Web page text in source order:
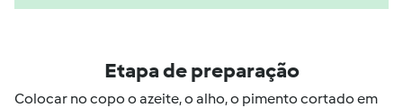
Etapa de preparação
Colocar no copo o azeite, o alho, o pimento cortado em